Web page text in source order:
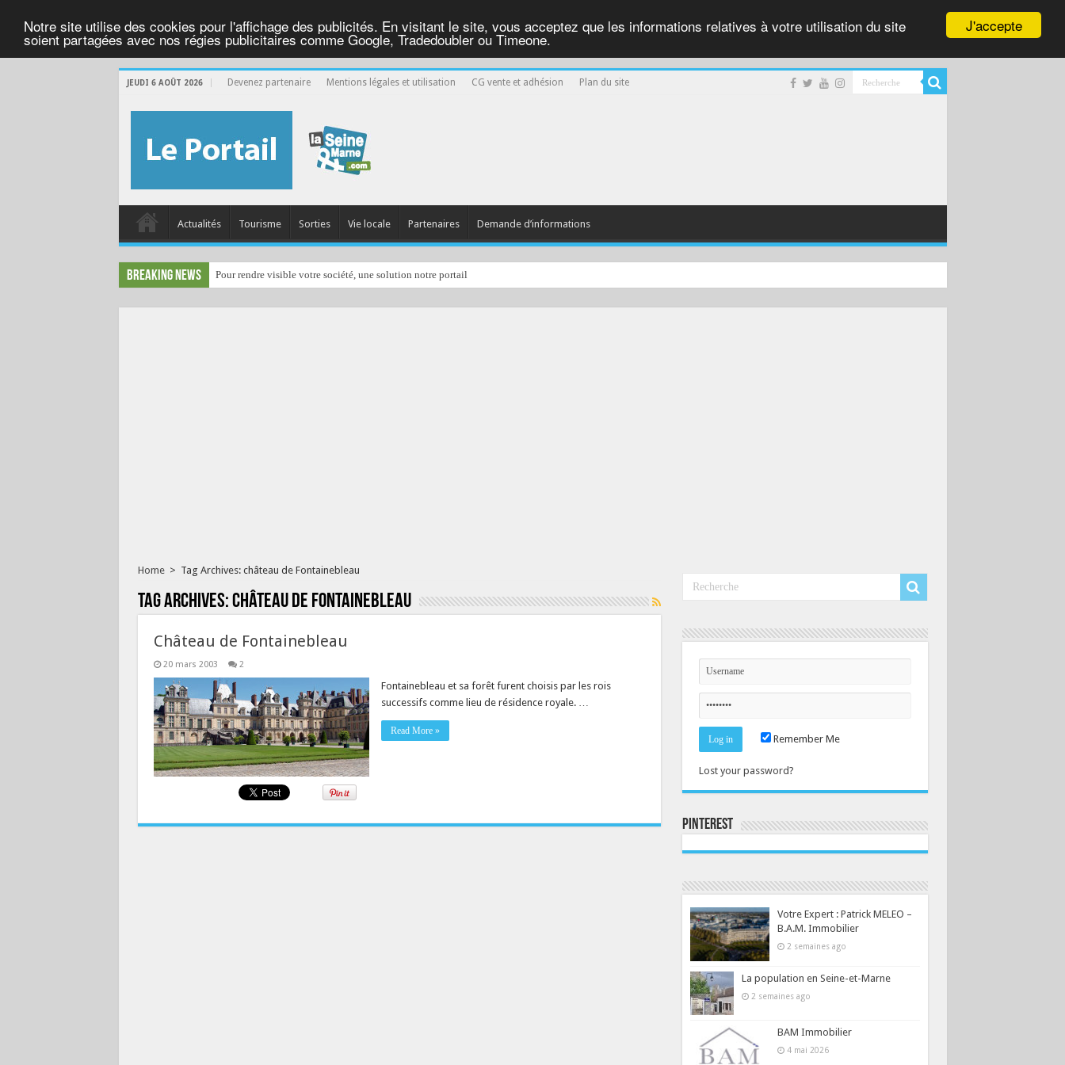
J'accepte
Notre site utilise des cookies pour l'affichage des publicités. En visitant le site, vous acceptez que les informations relatives à votre utilisation du site
soient partagées avec nos régies publicitaires comme Google, Tradedoubler ou Timeone.
JEUDI 6 AOÛT 2026 Devenez partenaire Mentions légales et utilisation CG vente et adhésion Plan du site
Actualités Tourisme Sorties Vie locale Partenaires Demande d’informations
Breaking News Pour rendre visible votre société, une solution notre portail
Home > Tag Archives: château de Fontainebleau
Tag Archives:château de Fontainebleau
Château de Fontainebleau
20 mars 2003 2
Fontainebleau et sa forêt furent choisis par les rois
successifs comme lieu de résidence royale. …
Read More »
Remember Me
Lost your password?
Pinterest
Votre Expert : Patrick MELEO –
B.A.M. Immobilier
2 semaines ago
La population en Seine-et-Marne
2 semaines ago
BAM Immobilier
4 mai 2026